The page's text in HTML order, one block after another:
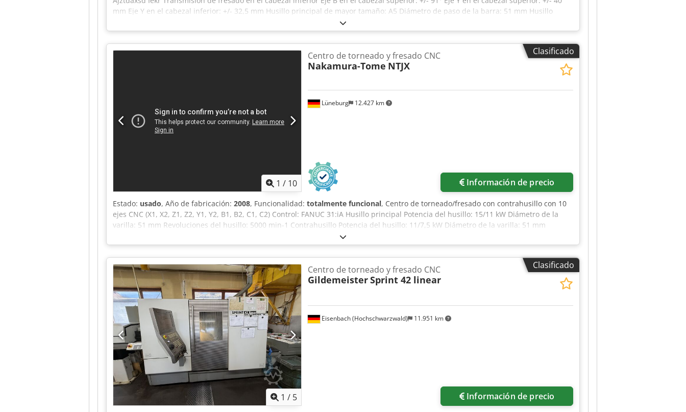
mm Eje Y en el cabezal inferior: +/- 32,5 mm Husillo principal de mayor tamaño: A5 Diámetro de paso de la barra: 51 mm Husillo
contrário de mayor tamaño: A5 Diámetro de paso de la barra: 51 mm Función de torneado poligonal Descarga con brazo robótico en
el cabezal superior Volante manual inteligente Sistema de filtración de cabezal inclinado AME, 10-70 bar
Clasificado
1 / 10
Lüneburg 12.427 km
Centro de torneado y fresado CNC
Nakamura-Tome NTJX
Información de precio
Estado: usado, Año de fabricación: 2008, Funcionalidad: totalmente funcional, Centro de torneado/fresado con contrahusillo con 10
ejes CNC (X1, X2, Z1, Z2, Y1, Y2, B1, B2, C1, C2) Control: FANUC 31:iA Husillo principal Potencia del husillo: 15/11 kW Diámetro de la
varilla: 51 mm Revoluciones del husillo: 5000 min-1 Contrahusillo Potencia del husillo: 11/7,5 kW Diámetro de la varilla: 51 mm
Revoluciones del husillo: 50000 min-1 Husillo de torneado/fresado Potencia: 7,5/3,7 kW Rotación: 12000 min-1 Máx. Longitud de giro
de la torreta inferior: 1005 mm Recorrido del trineo X1 / X2 / Z1 / Z2 / B2: 455 / 222,5 / 1090 / 1005 / 1008 mm Recorrido de la
corredera Y1/Y2: +- 70 / +- 50 mm Rango de giro eje B1: +- 95° Almacén de cremallera lineal con robot de soporte Soporte CNC estable
Dkjdpfx Aoztdared Ior Sistema de filtro ciclónico de refrigerante que incluye 2 bombas de refrigerante Enfriador de aceite del husillo
Clasificado
1 / 5
Eisenbach (Hochschwarzwald) 11.951 km
Centro de torneado y fresado CNC
GildemeisterSprint 42 linear
Información de precio